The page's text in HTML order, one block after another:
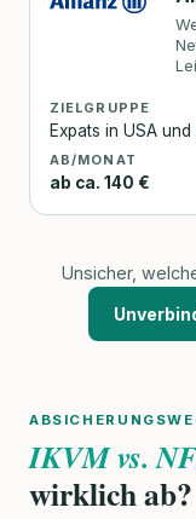
ZIELGRUPPE
Expats in USA
AB/MONAT
ab ca. 140 €
Unsicher,
IKVM vs.
wirklich ab?